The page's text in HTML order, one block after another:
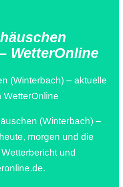
WetterOnline
(Winterbach) – aktuelle
WetterOnline
(Winterbach) –
morgen und die
und